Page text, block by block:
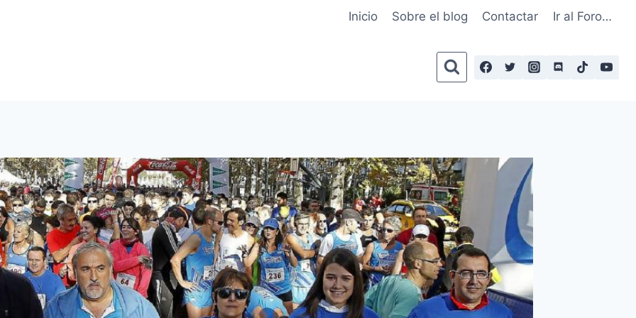
Inicio Sobre el blog Contactar Ir al Foro…